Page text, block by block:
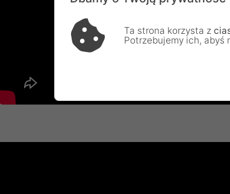
Ta strona korzysta z
Potrzebujemy ich, abyś